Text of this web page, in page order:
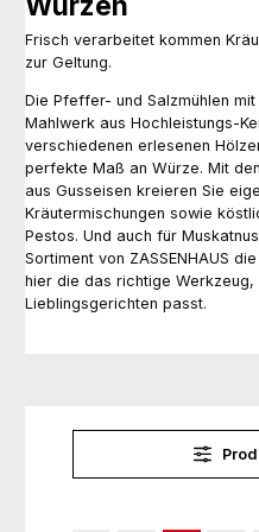
Frisch verarbeitet kommen
zur Geltung.
Die Pfeffer- und Salzmühlen mit
Mahlwerk aus Hochleistungs-
verschiedenen erlesenen
perfekte Maß an Würze. Mit
aus Gusseisen kreieren Sie
Kräutermischungen sowie
Pestos. Und auch für
Sortiment von ZASSENHAUS
hier die das richtige Werkzeug,
Lieblingsgerichten passt.